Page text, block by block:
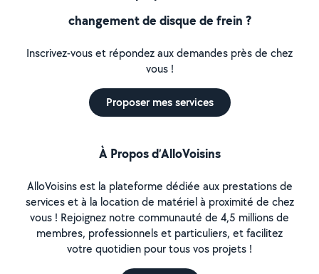
changement de disque de frein ?
Inscrivez-vous et répondez aux demandes près de chez
vous !
Proposer mes services
À Propos d’AlloVoisins
AlloVoisins est la plateforme dédiée aux prestations de
services et à la location de matériel à proximité de chez
vous ! Rejoignez notre communauté de 4,5 millions de
membres, professionnels et particuliers, et facilitez
votre quotidien pour tous vos projets !